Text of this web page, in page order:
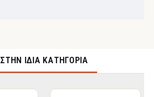
ΣΤΉΝ ΊΔΙΑ ΚΑΤΗΓΟΡΊΑ